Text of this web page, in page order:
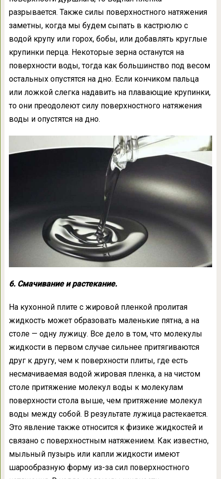
разрывается. Также силы поверхностного натяжения
заметны, когда мы будем сыпать в кастрюлю с
водой крупу или горох, бобы, или добавлять круглые
крупинки перца. Некоторые зерна останутся на
поверхности воды, тогда как большинство под весом
остальных опустятся на дно. Если кончиком пальца
или ложкой слегка надавить на плавающие крупинки,
то они преодолеют силу поверхностного натяжения
воды и опустятся на дно.
6. Смачивание и растекание.
На кухонной плите с жировой пленкой пролитая
жидкость может образовать маленькие пятна, а на
столе — одну лужицу. Все дело в том, что молекулы
жидкости в первом случае сильнее притягиваются
друг к другу, чем к поверхности плиты, где есть
несмачиваемая водой жировая пленка, а на чистом
столе притяжение молекул воды к молекулам
поверхности стола выше, чем притяжение молекул
воды между собой. В результате лужица растекается.
Это явление также относится к физике жидкостей и
связано с поверхностным натяжением. Как известно,
мыльный пузырь или капли жидкости имеют
шарообразную форму из-за сил поверхностного